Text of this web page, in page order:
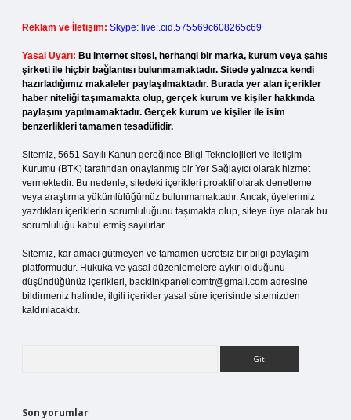
Reklam ve İletişim: Skype: live:.cid.575569c608265c69
Yasal Uyarı: Bu internet sitesi, herhangi bir marka, kurum veya şahıs
şirketi ile hiçbir bağlantısı bulunmamaktadır. Sitede yalnızca kendi
hazırladığımız makaleler paylaşılmaktadır. Burada yer alan içerikler
haber niteliği taşımamakta olup, gerçek kurum ve kişiler hakkında
paylaşım yapılmamaktadır. Gerçek kurum ve kişiler ile isim
benzerlikleri tamamen tesadüfidir.
Sitemiz, 5651 Sayılı Kanun gereğince Bilgi Teknolojileri ve İletişim
Kurumu (BTK) tarafından onaylanmış bir Yer Sağlayıcı olarak hizmet
vermektedir. Bu nedenle, sitedeki içerikleri proaktif olarak denetleme
veya araştırma yükümlülüğümüz bulunmamaktadır. Ancak, üyelerimiz
yazdıkları içeriklerin sorumluluğunu taşımakta olup, siteye üye olarak bu
sorumluluğu kabul etmiş sayılırlar.
Sitemiz, kar amacı gütmeyen ve tamamen ücretsiz bir bilgi paylaşım
platformudur. Hukuka ve yasal düzenlemelere aykırı olduğunu
düşündüğünüz içerikleri, backlinkpanelicomtr@gmail.com adresine
bildirmeniz halinde, ilgili içerikler yasal süre içerisinde sitemizden
kaldırılacaktır.
Son yorumlar